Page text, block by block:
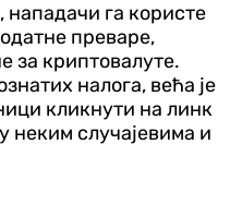
га користе
преваре,
за криптовалуте.
налога, већа је
кликнути на линк
неким случајевима и